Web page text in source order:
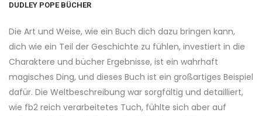
DUDLEY POPE BÜCHER
Die Art und Weise, wie ein Buch dich dazu bringen kann,
dich wie ein Teil der Geschichte zu fühlen, investiert in die
Charaktere und bücher Ergebnisse, ist ein wahrhaft
magisches Ding, und dieses Buch ist ein großartiges Beispiel
dafür. Die Weltbeschreibung war sorgfältig und detailliert,
wie fb2 reich verarbeitetes Tuch, fühlte sich aber auf